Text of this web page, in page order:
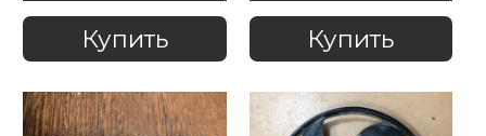
Купить Купить